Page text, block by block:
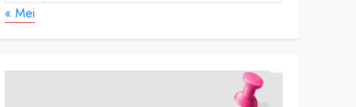
« Mei